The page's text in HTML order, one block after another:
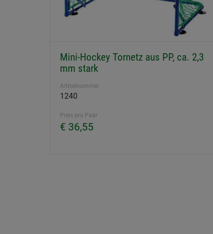
Mini-Hockey Tornetz aus PP, ca. 2,3
mm stark
Artikelnummer
1240
Preis pro Paar
€ 36,55